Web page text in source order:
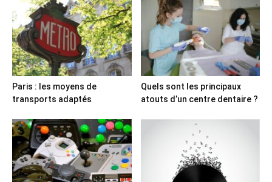
Paris : les moyens de
transports adaptés
Quels sont les principaux
atouts d’un centre dentaire ?